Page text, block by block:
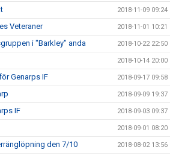
2018-11-09 09:24
Veteraner 2018-11-01 10:21
i "Barkley" anda 2018-10-22 22:50
2018-10-14 20:00
Genarps IF 2018-09-17 09:58
2018-09-09 19:37
IF 2018-09-03 09:37
2018-09-01 08:20
den 7/10 2018-08-02 13:56